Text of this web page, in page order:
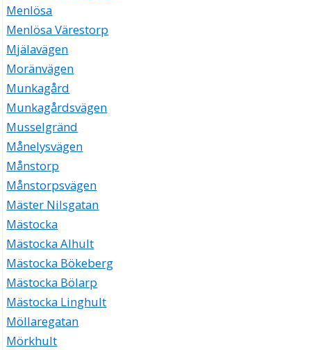
Menlösa
Menlösa Värestorp
Mjälavägen
Moränvägen
Munkagård
Munkagårdsvägen
Musselgränd
Månelysvägen
Månstorp
Månstorpsvägen
Mäster Nilsgatan
Mästocka
Mästocka Alhult
Mästocka Bökeberg
Mästocka Bölarp
Mästocka Linghult
Möllaregatan
Mörkhult